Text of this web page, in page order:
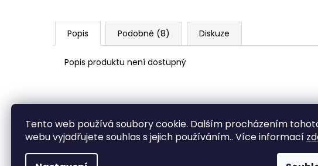
Tento web používá soubory cookie. Dalším procházením
webu vyjadřujete souhlas s jejich používáním.. Více informací
Popis Podobné (8) Diskuze
Popis produktu není dostupný